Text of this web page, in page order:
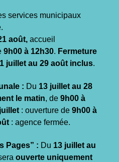
services municipaux
août, accueil
9h00 à 12h30. Fermeture
juillet au 29 août inclus.
: Du 13 juillet au 28
le matin, de 9h00 à
: ouverture de 9h00 à
: agence fermée.
Pages” : Du 13 juillet au
ouverte uniquement